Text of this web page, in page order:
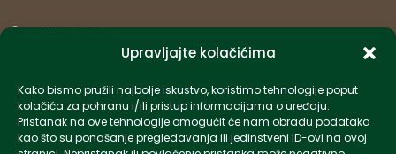
Upravljajte kolačićima
Kako bismo pružili najbolje iskustvo, koristimo tehnologije poput
kolačića za pohranu i/ili pristup informacijama o uređaju.
Pristanak na ove tehnologije omogućit će nam obradu podataka
kao što su ponašanje pregledavanja ili jedinstveni ID-ovi na ovoj
Načini plaćanja
Informacije